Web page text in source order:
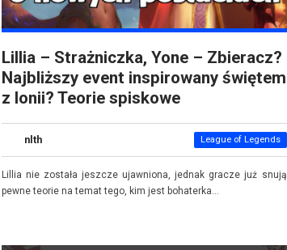
Lillia – Strażniczka, Yone – Zbieracz?
Najbliższy event inspirowany świętem
z Ionii? Teorie spiskowe
nlth League of Legends
Lillia nie została jeszcze ujawniona, jednak gracze już snują
pewne teorie na temat tego, kim jest bohaterka...